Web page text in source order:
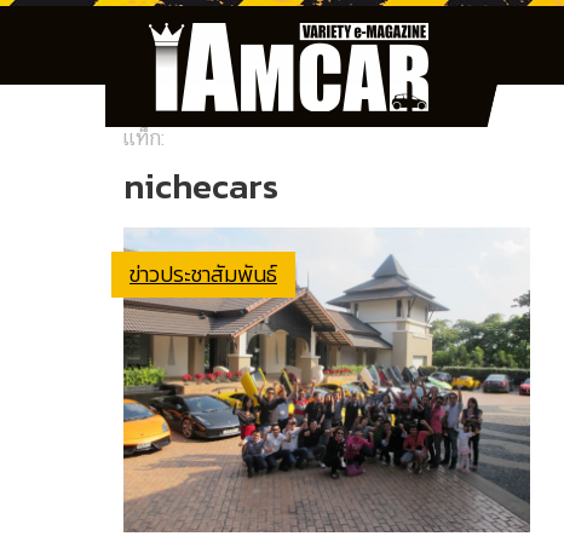
แท็ก:
nichecars
ข่าวประชาสัมพันธ์